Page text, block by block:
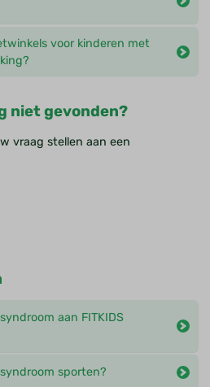
voor kinderen met
niet gevonden?
vraag stellen aan een
aan FITKIDS
sporten?